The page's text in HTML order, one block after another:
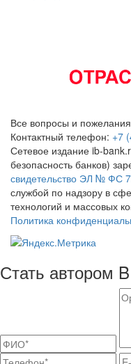
Все вопросы и
Контактный телефон: +7
Сетевое издание ib-
безопасность банков)
свидетельство ЭЛ № ФС
службой по надзору в
технологий и массовых
Политика
Стать автором